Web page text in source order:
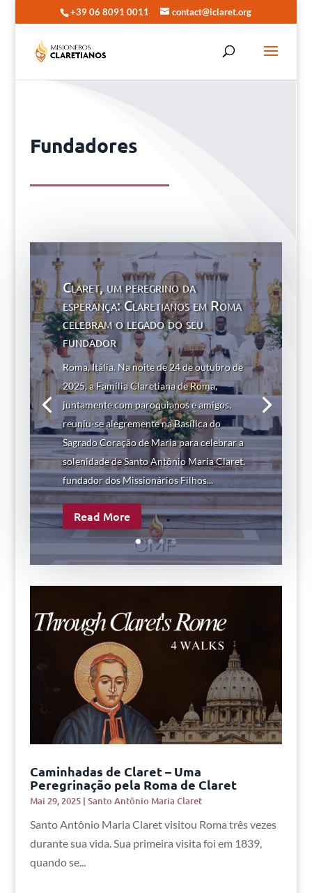
+39 06 8091 0011 contact@iclaret.org
Fundadores
Claret, um peregrino da
esperança: Claretianos em Roma
celebram o legado do seu
fundador
Roma, Itália. Na noite de 24 de outubro de
2025, a Família Claretiana de Roma,
juntamente com paroquianos e amigos,
reuniu-se alegremente na Basílica do
Sagrado Coração de Maria para celebrar a
solenidade de Santo Antônio Maria Claret,
fundador dos Missionários Filhos...
Read More
Caminhadas de Claret – Uma
Peregrinação pela Roma de Claret
Mai 29, 2025| Santo Antônio Maria Claret
Santo Antônio Maria Claret visitou Roma três vezes
durante sua vida. Sua primeira visita foi em 1839,
quando se...